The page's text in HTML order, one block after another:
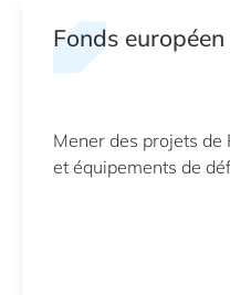
Fonds
Mener des projets de
et équipements de